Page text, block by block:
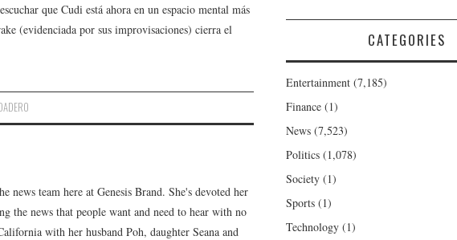
que Cudi está ahora en un espacio mental más
(evidenciada por sus improvisaciones) cierra el
news team here at Genesis Brand. She's devoted her
the news that people want and need to hear with no
with her husband Poh, daughter Seana and
CATEGORIES
Entertainment (7,185)
Finance (1)
News (7,523)
Politics (1,078)
Society (1)
Sports (1)
Technology (1)